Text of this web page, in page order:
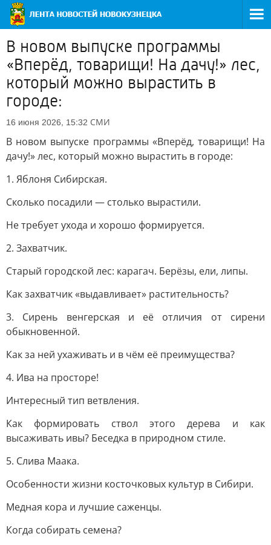
В новом выпуске программы
«Вперёд, товарищи! На дачу!» лес,
который можно вырастить в
городе:
16 июня 2026, 15:32 СМИ
В новом выпуске программы «Вперёд, товарищи! На
дачу!» лес, который можно вырастить в городе:
1. Яблоня Сибирская.
Сколько посадили — столько вырастили.
Не требует ухода и хорошо формируется.
2. Захватчик.
Старый городской лес: карагач. Берёзы, ели, липы.
Как захватчик «выдавливает» растительность?
3. Сирень венгерская и её отличия от сирени
обыкновенной.
Как за ней ухаживать и в чём её преимущества?
4. Ива на просторе!
Интересный тип ветвления.
Как формировать ствол этого дерева и как
высаживать ивы? Беседка в природном стиле.
5. Слива Маака.
Особенности жизни косточковых культур в Сибири.
Медная кора и лучшие саженцы.
Когда собирать семена?